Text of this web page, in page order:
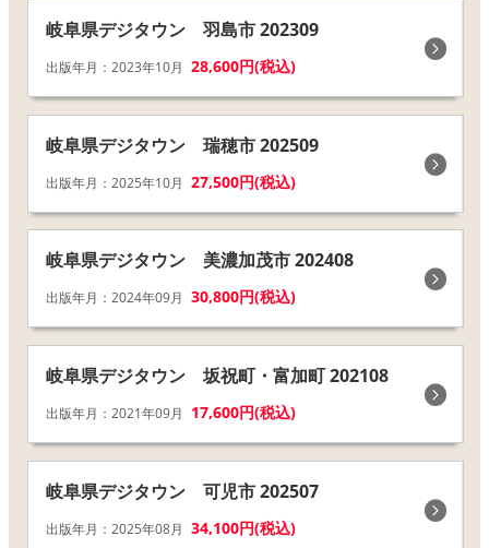
岐阜県デジタウン 羽島市 202309
出版年月：2023年10月 28,600円(税込)
岐阜県デジタウン 瑞穂市 202509
出版年月：2025年10月 27,500円(税込)
岐阜県デジタウン 美濃加茂市 202408
出版年月：2024年09月 30,800円(税込)
岐阜県デジタウン 坂祝町・富加町 202108
出版年月：2021年09月 17,600円(税込)
岐阜県デジタウン 可児市 202507
出版年月：2025年08月 34,100円(税込)